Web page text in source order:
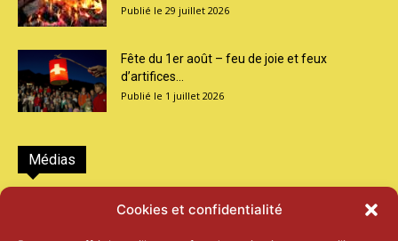
Cookies et confidentialité
29 juillet 2026
Fête du 1er août – feu de joie et feux
d’artifices...
1 juillet 2026
Médias
2026 – Laiterie d’Orsières et Abbaye de St-